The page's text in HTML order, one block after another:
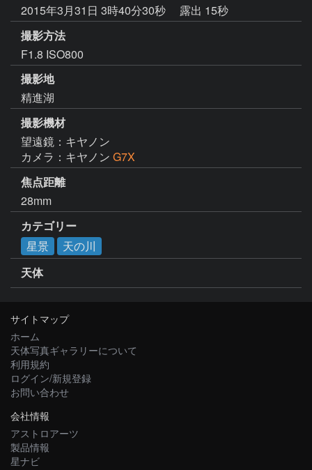
2015年3月31日 3時40分30秒
露出 15秒
撮影方法
F1.8 ISO800
撮影地
精進湖
撮影機材
望遠鏡：キヤノン
カメラ：キヤノン G7X
焦点距離
28mm
カテゴリー
星景
天の川
天体
サイトマップ
ホーム
天体写真ギャラリーについて
利用規約
ログイン/新規登録
お問い合わせ
会社情報
アストロアーツ
製品情報
星ナビ